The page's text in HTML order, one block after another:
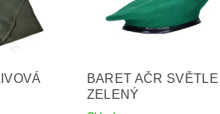
BARET AČR SVĚTLE
ZELENÝ